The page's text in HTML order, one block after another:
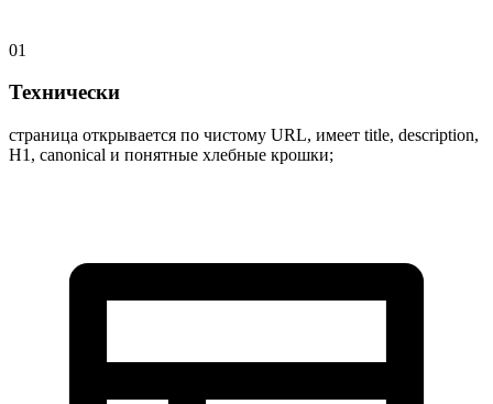
01
Технически
страница открывается по чистому URL, имеет title, description,
H1, canonical и понятные хлебные крошки;